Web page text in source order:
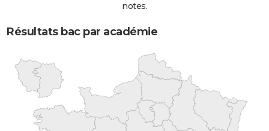
notes.
Résultats bac par académie